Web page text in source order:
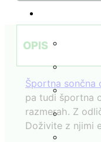
Eye
/
ELATE.P
3000
količina
OPIS
Športna sončna
pa tudi športna
razmerah. Z
Doživite z njimi